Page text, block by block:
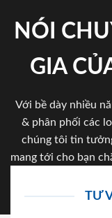
NÓI
GIA
Với bề dày nhiều
& phân phối các
chúng tôi tin
mang tới cho bạn
TƯ